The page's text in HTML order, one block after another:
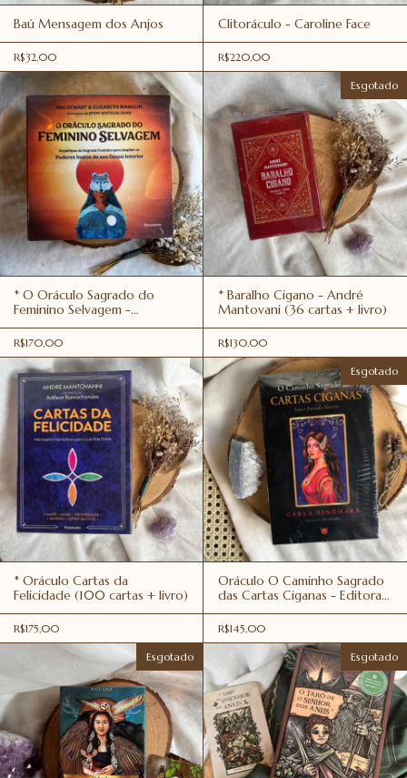
Baú Mensagem dos Anjos
R$32,00
Clitoráculo - Caroline Face
R$220,00
* O Oráculo Sagrado do
Feminino Selvagem -
Pensamento
R$170,00
Esgotado
* Baralho Cigano - André
Mantovani (36 cartas + livro)
R$130,00
* Oráculo Cartas da
Felicidade (100 cartas + livro)
R$175,00
Esgotado
Oráculo O Caminho Sagrado
das Cartas Ciganas - Editora
Isis
R$145,00
Esgotado Esgotado